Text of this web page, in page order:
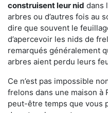
construisent leur nid dans
arbres ou d’autres fois au
dire que souvent le
d’apercevoir les nids de
remarqués généralement
arbres aient perdu leurs
Ce n’est pas impossible
frelons dans une maison à
peut-être temps que vous